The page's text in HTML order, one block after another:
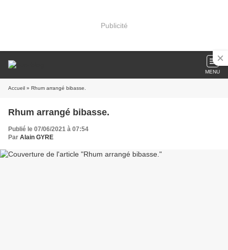
Publicité
MENU
Accueil » Rhum arrangé bibasse.
Rhum arrangé bibasse.
Publié le 07/06/2021 à 07:54
Par Alain GYRE